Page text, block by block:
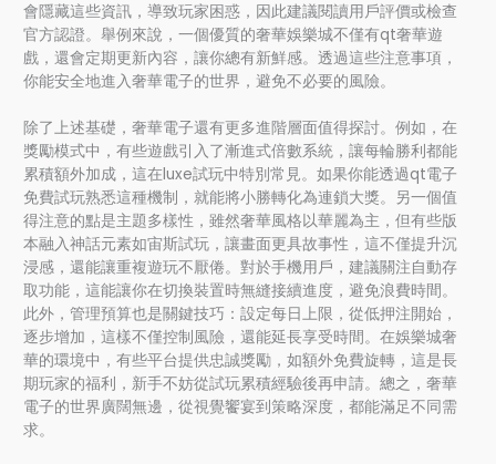
會隱藏這些資訊，導致玩家困惑，因此建議閱讀用戶評價或檢查
官方認證。舉例來說，一個優質的奢華娛樂城不僅有qt奢華遊
戲，還會定期更新內容，讓你總有新鮮感。透過這些注意事項，
你能安全地進入奢華電子的世界，避免不必要的風險。
除了上述基礎，奢華電子還有更多進階層面值得探討。例如，在
獎勵模式中，有些遊戲引入了漸進式倍數系統，讓每輪勝利都能
累積額外加成，這在luxe試玩中特別常見。如果你能透過qt電子
免費試玩熟悉這種機制，就能將小勝轉化為連鎖大獎。另一個值
得注意的點是主題多樣性，雖然奢華風格以華麗為主，但有些版
本融入神話元素如宙斯試玩，讓畫面更具故事性，這不僅提升沉
浸感，還能讓重複遊玩不厭倦。對於手機用戶，建議關注自動存
取功能，這能讓你在切換裝置時無縫接續進度，避免浪費時間。
此外，管理預算也是關鍵技巧：設定每日上限，從低押注開始，
逐步增加，這樣不僅控制風險，還能延長享受時間。在娛樂城奢
華的環境中，有些平台提供忠誠獎勵，如額外免費旋轉，這是長
期玩家的福利，新手不妨從試玩累積經驗後再申請。總之，奢華
電子的世界廣闊無邊，從視覺饗宴到策略深度，都能滿足不同需
求。